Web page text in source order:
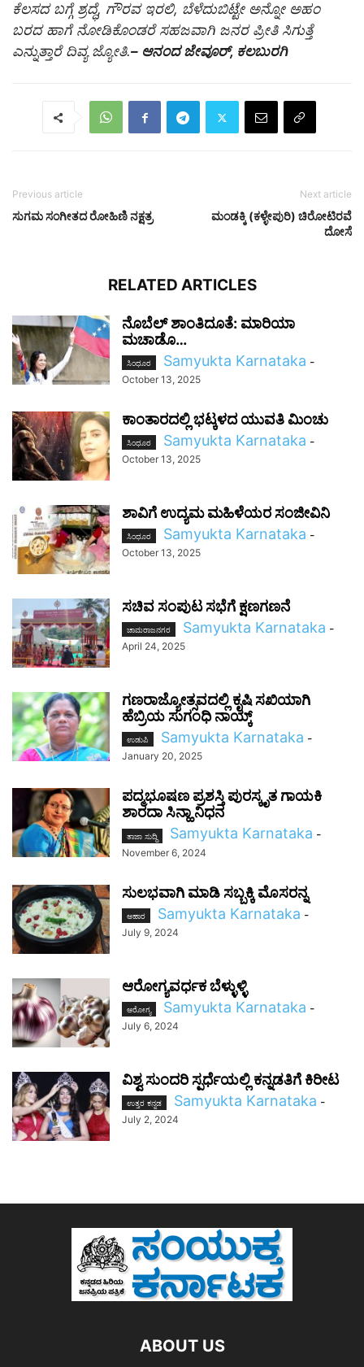
ಕೆಲಸದ ಬಗ್ಗೆ ಶ್ರದ್ಧೆ, ಗೌರವ ಇರಲಿ, ಬೆಳೆದುಬಿಟ್ಟೇ ಅನ್ನೋ ಅಹಂ
ಬರದ ಹಾಗೆ ನೋಡಿಕೊಂಡರೆ ಸಹಜವಾಗಿ ಜನರ ಪ್ರೀತಿ ಸಿಗುತ್ತೆ
ಎನ್ನುತ್ತಾರೆ ದಿವ್ಯ ಜ್ಯೋತಿ.– ಆನಂದ ಜೇವೂರ್, ಕಲಬುರಗಿ
Previous article
ಸುಗಮ ಸಂಗೀತದ ರೋಹಿಣಿ ನಕ್ಷತ್ರ
Next article
ಮಂಡಕ್ಕಿ (ಕಳ್ಳೇಪುರಿ) ಚಿರೋಟಿರವೆ
ದೋಸೆ
RELATED ARTICLES
ನೊಬೆಲ್ ಶಾಂತಿದೂತೆ: ಮಾರಿಯಾ
ಮಚಾಡೊ…
ಸಿಂಧೂರ Samyukta Karnataka -
October 13, 2025
ಕಾಂತಾರದಲ್ಲಿ ಭಟ್ಕಳದ ಯುವತಿ ಮಿಂಚು
ಸಿಂಧೂರ Samyukta Karnataka -
October 13, 2025
ಶಾವಿಗೆ ಉದ್ಯಮ ಮಹಿಳೆಯರ ಸಂಜೀವಿನಿ
ಸಿಂಧೂರ Samyukta Karnataka -
October 13, 2025
ಸಚಿವ ಸಂಪುಟ ಸಭೆಗೆ ಕ್ಷಣಗಣನೆ
ಚಾಮರಾಜನಗರ Samyukta Karnataka -
April 24, 2025
ಗಣರಾಜ್ಯೋತ್ಸವದಲ್ಲಿ ಕೃಷಿ ಸಖಿಯಾಗಿ
ಹೆಬ್ರಿಯ ಸುಗಂಧಿ ನಾಯ್ಕ್‌
ಉಡುಪಿ Samyukta Karnataka -
January 20, 2025
ಪದ್ಮಭೂಷಣ ಪ್ರಶಸ್ತಿ ಪುರಸ್ಕೃತ ಗಾಯಕಿ
ಶಾರದಾ ಸಿನ್ಹಾ ನಿಧನ
ತಾಜಾ ಸುದ್ದಿ Samyukta Karnataka -
November 6, 2024
ಸುಲಭವಾಗಿ ಮಾಡಿ ಸಬ್ಬಕ್ಕಿ ಮೊಸರನ್ನ
ಆಹಾರ Samyukta Karnataka -
July 9, 2024
ಆರೋಗ್ಯವರ್ಧಕ ಬೆಳ್ಳುಳ್ಳಿ
ಆರೋಗ್ಯ Samyukta Karnataka -
July 6, 2024
ವಿಶ್ವ ಸುಂದರಿ ಸ್ಪರ್ಧೆಯಲ್ಲಿ ಕನ್ನಡತಿಗೆ ಕಿರೀಟ
ಉತ್ತರ ಕನ್ನಡ Samyukta Karnataka -
July 2, 2024
ABOUT US